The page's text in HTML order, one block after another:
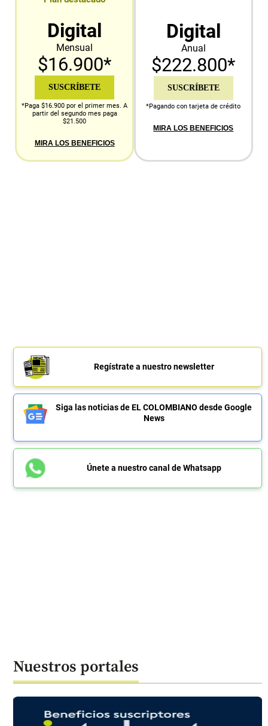
Digital
Mensual
$16.900*
SUSCRÍBETE
*Paga $16.900 por el primer mes. A
partir del segundo mes paga
$21.500
MIRA LOS BENEFICIOS
Digital
Anual
$222.800*
SUSCRÍBETE
*Pagando con tarjeta de crédito
MIRA LOS BENEFICIOS
Regístrate a nuestro newsletter
Siga las noticias de EL COLOMBIANO desde Google
News
Únete a nuestro canal de Whatsapp
Nuestros portales